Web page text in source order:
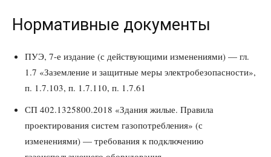
Нормативные документы
ПУЭ, 7-е издание (с действующими изменениями) — гл.
1.7 «Заземление и защитные меры электробезопасности»,
п. 1.7.103, п. 1.7.110, п. 1.7.61
СП 402.1325800.2018 «Здания жилые. Правила
проектирования систем газопотребления» (с
изменениями) — требования к подключению